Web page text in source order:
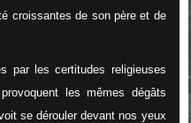
croissantes de son père et de
par les certitudes religieuses
les mêmes dégâts
se dérouler devant nos yeux